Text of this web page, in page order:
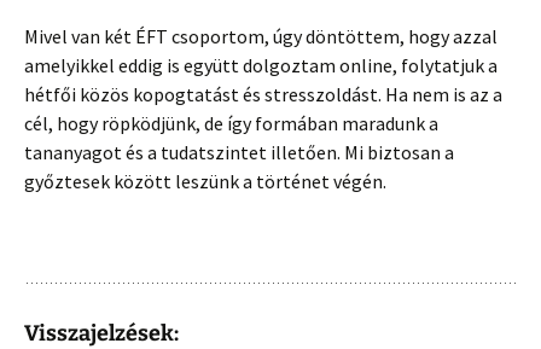
Mivel van két ÉFT csoportom, úgy döntöttem, hogy azzal
amelyikkel eddig is együtt dolgoztam online, folytatjuk a
hétfői közös kopogtatást és stresszoldást. Ha nem is az a
cél, hogy röpködjünk, de így formában maradunk a
tananyagot és a tudatszintet illetően. Mi biztosan a
győztesek között leszünk a történet végén.
Visszajelzések: